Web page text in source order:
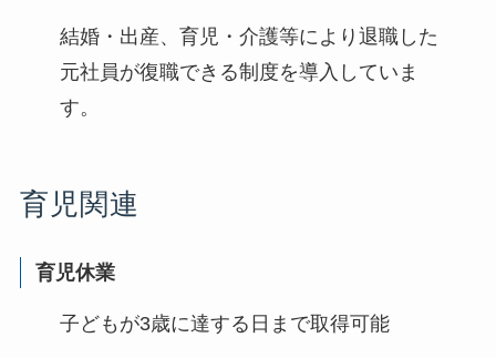
結婚・出産、育児・介護等により退職した
元社員が復職できる制度を導入していま
す。
育児関連
育児休業
子どもが3歳に達する日まで取得可能